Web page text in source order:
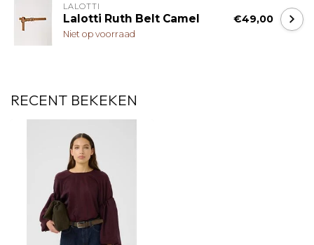
LALOTTI
Lalotti Ruth Belt Camel
Niet op voorraad
€49,00
RECENT BEKEKEN